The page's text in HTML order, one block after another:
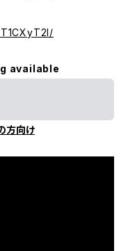
available
方向け